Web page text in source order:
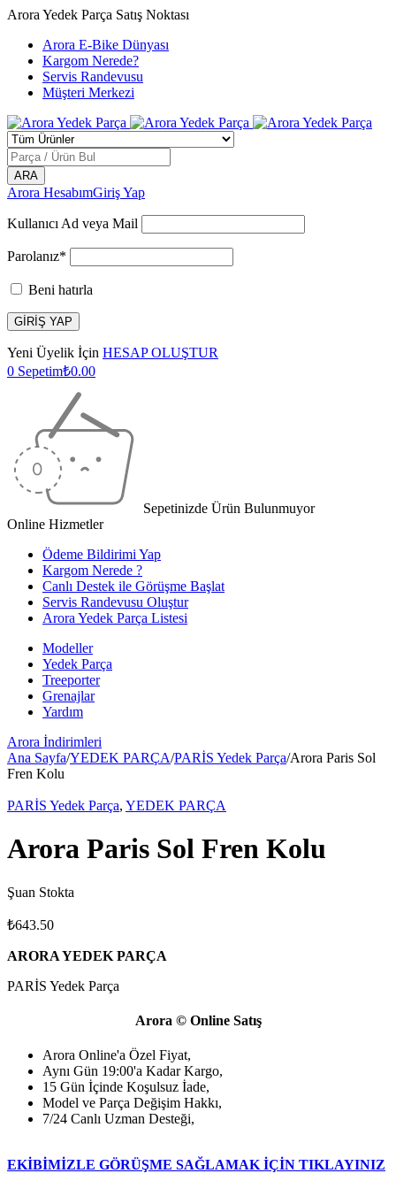
Arora Yedek Parça Satış Noktası
Arora E-Bike Dünyası
Kargom Nerede?
Servis Randevusu
Müşteri Merkezi
Arora HesabımGiriş Yap
Kullanıcı Ad veya Mail
Parolanız*
Beni hatırla
Yeni Üyelik İçin HESAP OLUŞTUR
0 Sepetim₺0.00
Sepetinizde Ürün Bulunmuyor
Online Hizmetler
Ödeme Bildirimi Yap
Kargom Nerede ?
Canlı Destek ile Görüşme Başlat
Servis Randevusu Oluştur
Arora Yedek Parça Listesi
Modeller
Yedek Parça
Treeporter
Grenajlar
Yardım
Arora İndirimleri
Ana Sayfa/YEDEK PARÇA/PARİS Yedek Parça/Arora Paris Sol
Fren Kolu
PARİS Yedek Parça, YEDEK PARÇA
Arora Paris Sol Fren Kolu
Şuan Stokta
₺643.50
ARORA YEDEK PARÇA
PARİS Yedek Parça
Arora © Online Satış
Arora Online'a Özel Fiyat,
Aynı Gün 19:00'a Kadar Kargo,
15 Gün İçinde Koşulsuz İade,
Model ve Parça Değişim Hakkı,
7/24 Canlı Uzman Desteği,
EKİBİMİZLE GÖRÜŞME SAĞLAMAK İÇİN TIKLAYINIZ